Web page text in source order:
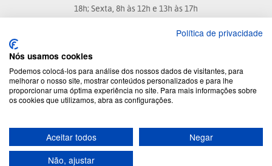
18h; Sexta, 8h às 12h e 13h às 17h
Site atualizado em: 07/08/2026 às 17:25h
® Marca Registrada
© 2026 - Todos os direitos reservados.
Desenvolvido por:
Política de privacidade
Nós usamos cookies
Podemos colocá-los para análise dos nossos dados de visitantes, para
melhorar o nosso site, mostrar conteúdos personalizados e para lhe
proporcionar uma óptima experiência no site. Para mais informações sobre
os cookies que utilizamos, abra as configurações.
Aceitar todos
Negar
Não, ajustar